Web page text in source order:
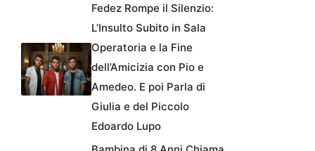
Fedez Rompe il Silenzio:
L’Insulto Subito in Sala
Operatoria e la Fine
dell’Amicizia con Pio e
Amedeo. E poi Parla di
Giulia e del Piccolo
Edoardo Lupo